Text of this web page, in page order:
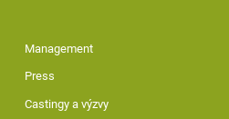
Management
Press
Castingy a výzvy